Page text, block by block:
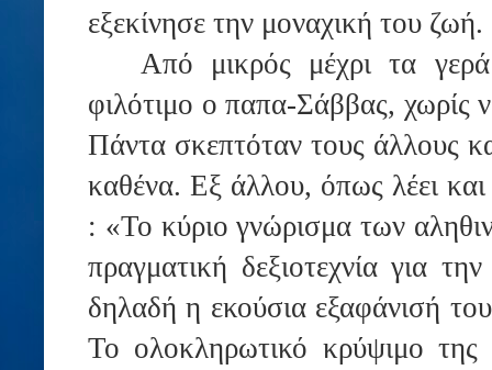
εξεκίνησε την μοναχική του ζωή.
Από μικρός μέχρι τα
φιλότιμο ο παπα-Σάββας, χωρίς
Πάντα σκεπτόταν τους άλλους
καθένα. Εξ άλλου, όπως λέει
: «Το κύριο γνώρισμα των
πραγματική δεξιοτεχνία για
δηλαδή η εκούσια εξαφάνισή
Το ολοκληρωτικό κρύψιμο